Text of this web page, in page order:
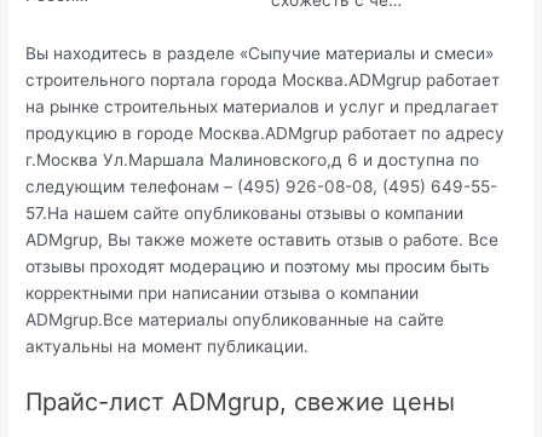
Вы находитесь в разделе «Сыпучие материалы и смеси»
строительного портала города Москва.ADMgrup работает
на рынке строительных материалов и услуг и предлагает
продукцию в городе Москва.ADMgrup работает по адресу
г.Москва Ул.Маршала Малиновского,д 6 и доступна по
следующим телефонам – (495) 926-08-08, (495) 649-55-
57.На нашем сайте опубликованы отзывы о компании
ADMgrup, Вы также можете оставить отзыв о работе. Все
отзывы проходят модерацию и поэтому мы просим быть
корректными при написании отзыва о компании
ADMgrup.Все материалы опубликованные на сайте
актуальны на момент публикации.
Прайс-лист ADMgrup, свежие цены